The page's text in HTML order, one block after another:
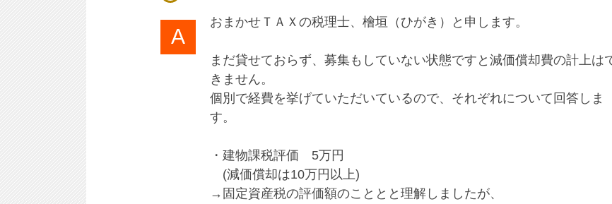
おまかせＴＡＸの税理士、檜垣（ひがき）と申します。
まだ貸せておらず、募集もしていない状態ですと減価償却費の計上は
きません。
個別で経費を挙げていただいているので、それぞれについて回答しま
す。
・建物課税評価 5万円
(減価償却は10万円以上)
→固定資産税の評価額のこととと理解しましたが、